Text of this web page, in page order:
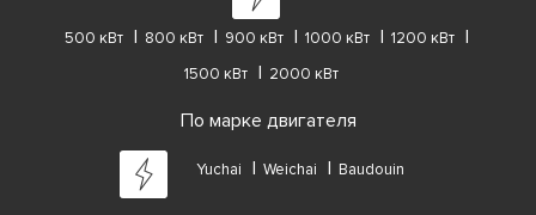
500 кВт 800 кВт 900 кВт 1000 кВт
1200 кВт
1500 кВт
2000 кВт
По марке двигателя
Yuchai Weichai Baudouin